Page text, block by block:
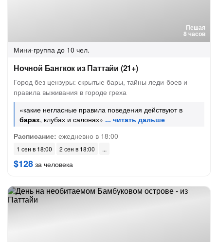
Пешая
8 часов
Мини-группа до 10 чел.
Ночной Бангкок из Паттайи (21+)
Город без цензуры: скрытые бары, тайны леди-боев и
правила выживания в городе греха
«какие негласные правила поведения действуют в
барах, клубах и салонах»
Расписание: ежедневно в 18:00
1 сен в 18:00 2 сен в 18:00
$128 за человека